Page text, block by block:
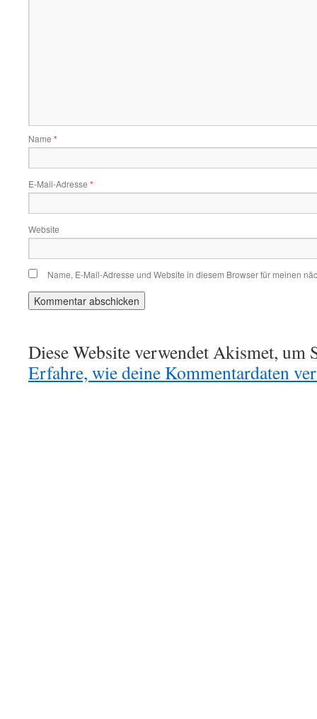
Name *
E-Mail-Adresse *
Website
Name, E-Mail-Adresse und Website in diesem Browser für meinen
Diese Website verwendet Akismet, um
Erfahre, wie deine Kommentardaten